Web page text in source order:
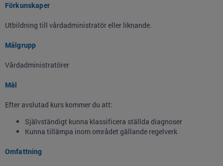
Förkunskaper
Utbildning till vårdadministratör eller liknande.
Målgrupp
Vårdadministratörer
Mål
Efter avslutad kurs kommer du att:
Självständigt kunna klassificera ställda diagnoser
Kunna tillämpa inom området gällande regelverk
Omfattning